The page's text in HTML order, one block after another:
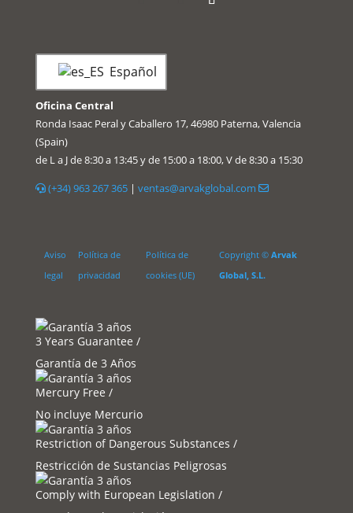
Español
Oficina Central
Ronda Isaac Peral y Caballero 17, 46980 Paterna, Valencia
(Spain)
de L a J de 8:30 a 13:45 y de 15:00 a 18:00, V de 8:30 a 15:30
(+34) 963 267 365| ventas@arvakglobal.com
Aviso
legal
Política de
privacidad
Política de
cookies (UE)
Copyright © Arvak
Global, S.L.
3 Years Guarantee /
Garantía de 3 Años
Mercury Free /
No incluye Mercurio
Restriction of Dangerous Substances /
Restricción de Sustancias Peligrosas
Comply with European Legislation /